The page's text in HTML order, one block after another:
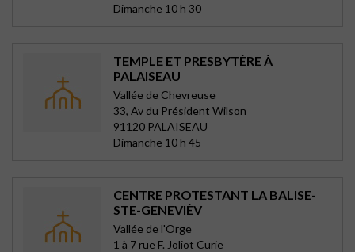
Dimanche 10 h 30
TEMPLE ET PRESBYTÈRE À
PALAISEAU
Vallée de Chevreuse
33, Av du Président Wilson
91120 PALAISEAU
Dimanche 10 h 45
CENTRE PROTESTANT LA BALISE-
STE-GENEVIÈV
Vallée de l'Orge
1 à 7 rue F. Joliot Curie